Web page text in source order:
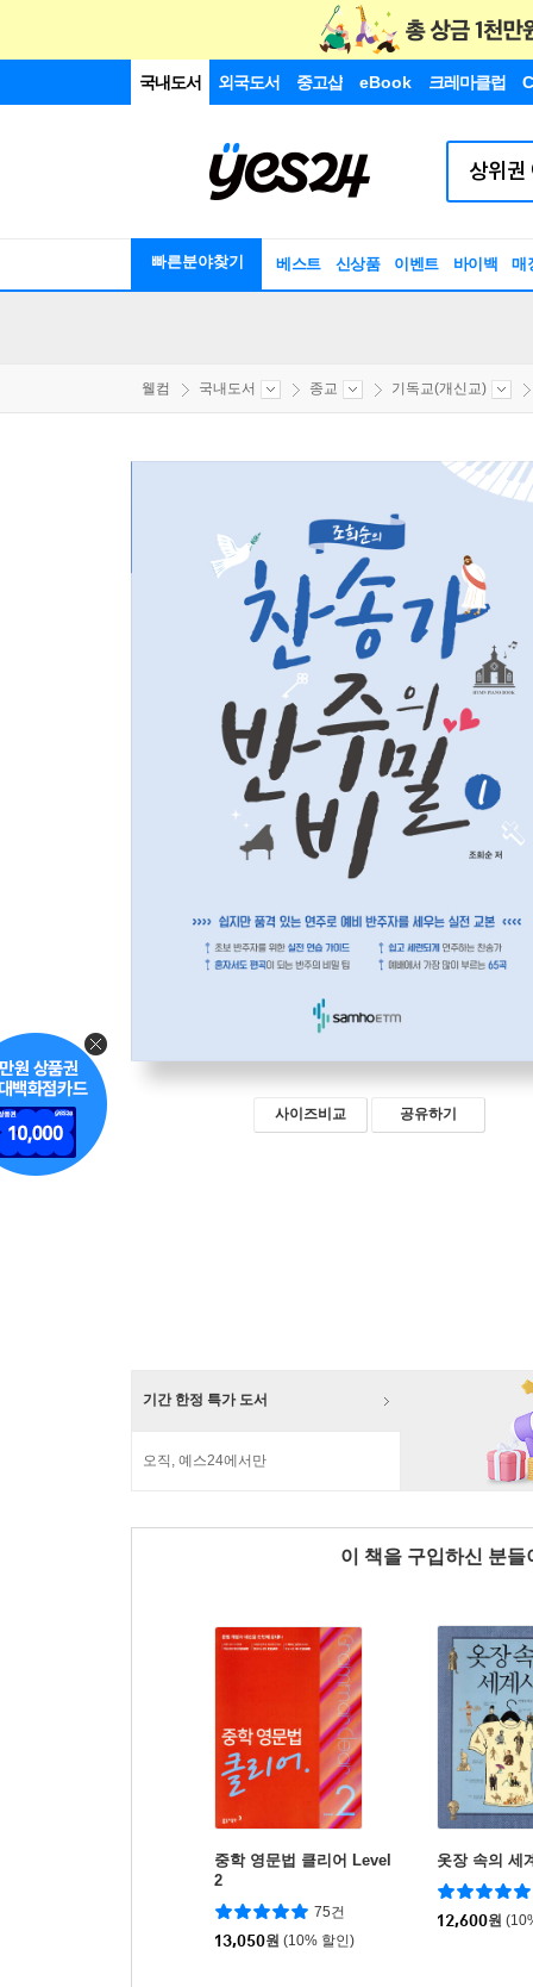
국내도서 외국도서 중고샵 eBook 크레마클럽
빠른분야찾기 베스트 신상품 이벤트 바이백 매
웰컴 국내도서 종교 기독교(개신교)
사이즈비교 공유하기
기간 한정 특가 도서
오직, 예스24에서만
이 책을 구입하신 분
중학 영문법 클리어 Level
2
75건
13,050원 (10% 할인)
옷장 속의 세
12,600원